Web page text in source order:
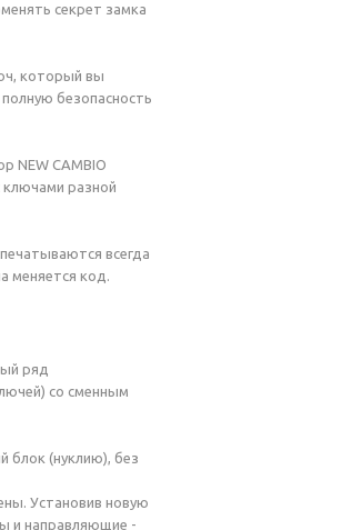
секрет замка
который вы
безопасность
NEW CAMBIO
ключами разной
всегда
меняется код.
ряд
со сменным
блок (нуклию), без
Установив новую
и направляющие -